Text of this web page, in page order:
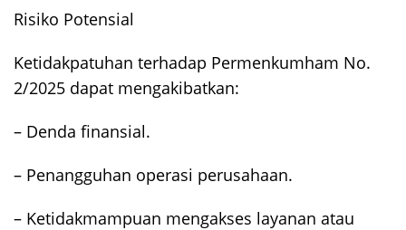
Risiko Potensial
Ketidakpatuhan terhadap Permenkumham No.
2/2025 dapat mengakibatkan:
– Denda finansial.
– Penangguhan operasi perusahaan.
– Ketidakmampuan mengakses layanan atau